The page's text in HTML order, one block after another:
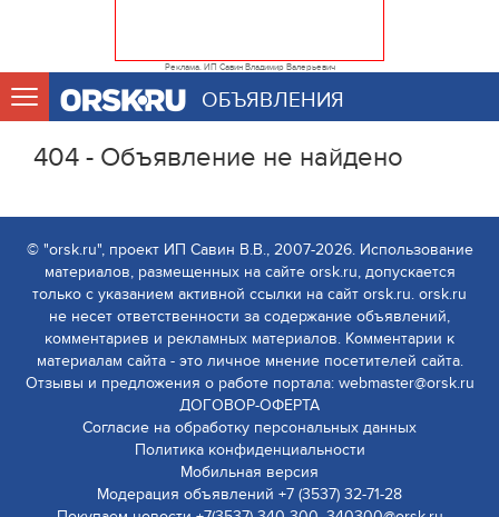
Реклама. ИП Савин Владимир Валерьевич
ОБЪЯВЛЕНИЯ
404 - Объявление не найдено
© "orsk.ru", проект ИП Савин В.В., 2007-2026. Использование
материалов, размещенных на сайте orsk.ru, допускается
только с указанием активной ссылки на сайт orsk.ru. orsk.ru
не несет ответственности за содержание объявлений,
комментариев и рекламных материалов. Комментарии к
материалам сайта - это личное мнение посетителей сайта.
Отзывы и предложения о работе портала: webmaster@orsk.ru
ДОГОВОР-ОФЕРТА
Согласие на обработку персональных данных
Политика конфиденциальности
Мобильная версия
Модерация объявлений +7 (3537) 32-71-28